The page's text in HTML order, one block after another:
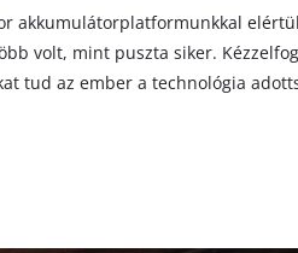
akkumulátorplatformunkkal
volt, mint puszta siker.
tud az ember a technológia